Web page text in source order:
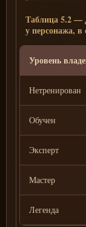
Таблица 5.2 —
у персонажа, в
Уровень
Нетренирован
Обучен
Эксперт
Мастер
Легенда